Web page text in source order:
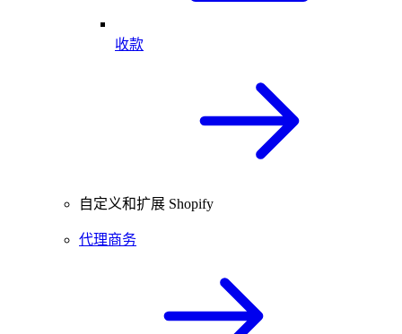
收款
自定义和扩展 Shopify
代理商务